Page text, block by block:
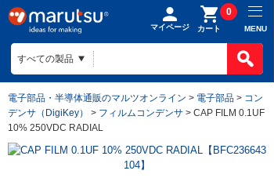
マイページ カート
0
MENU
電子部品・半導体通販のマルツオンライン > 電子部品 > コン
デンサ（DigiKey）
> フィルムコンデンサ > CAP FILM 0.1UF
10% 250VDC RADIAL